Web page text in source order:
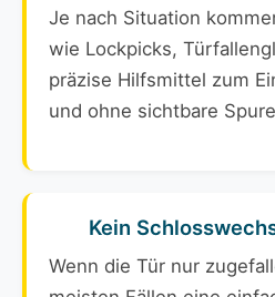
Je nach Situation
wie Lockpicks,
präzise Hilfsmittel zum
und ohne sichtbare
Kein
Wenn die Tür nur